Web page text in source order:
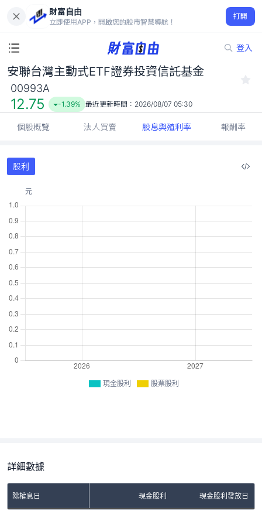
財富自由
立即使用APP，開啟您的股市智慧導航！
打開
登入
安聯台灣主動式ETF證券投資信託基金 00993A
12.75
-1.39%
安聯台灣主動式ETF證券投資信託基金
00993A
12.75 -1.39% 最近更新時間： 2026/08/07 05:30
個股概覽 法人買賣 股息與殖利率 報酬率
股利
現金股利 股票股利
詳細數據
除權息日 現金股利 現金股利發放日